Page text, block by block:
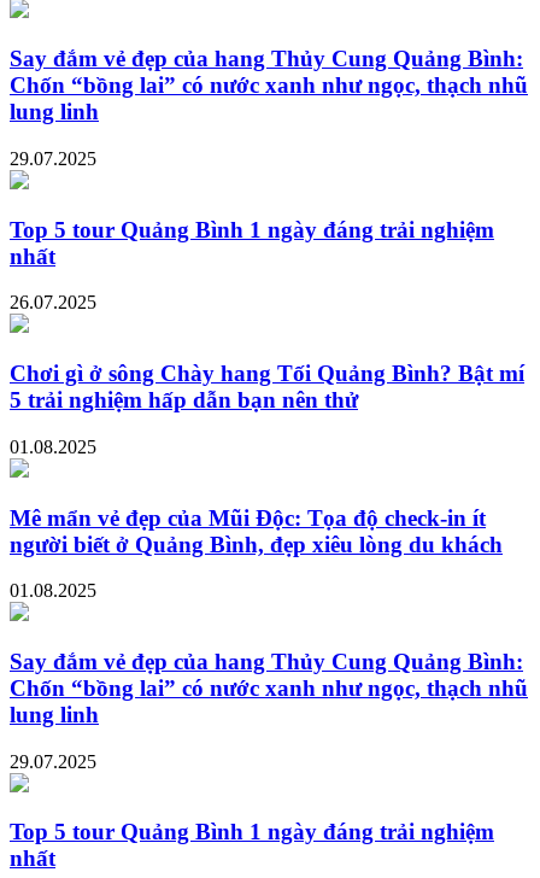
Say đắm vẻ đẹp của hang Thủy Cung Quảng Bình:
Chốn “bồng lai” có nước xanh như ngọc, thạch nhũ
lung linh
29.07.2025
Top 5 tour Quảng Bình 1 ngày đáng trải nghiệm
nhất
26.07.2025
Chơi gì ở sông Chày hang Tối Quảng Bình? Bật mí
5 trải nghiệm hấp dẫn bạn nên thử
01.08.2025
Mê mẩn vẻ đẹp của Mũi Độc: Tọa độ check-in ít
người biết ở Quảng Bình, đẹp xiêu lòng du khách
01.08.2025
Say đắm vẻ đẹp của hang Thủy Cung Quảng Bình:
Chốn “bồng lai” có nước xanh như ngọc, thạch nhũ
lung linh
29.07.2025
Top 5 tour Quảng Bình 1 ngày đáng trải nghiệm
nhất